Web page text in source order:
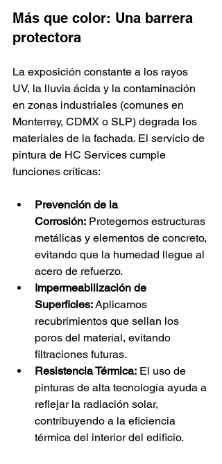
Más que color: Una barrera
protectora
La exposición constante a los rayos
UV, la lluvia ácida y la contaminación
en zonas industriales (comunes en
Monterrey, CDMX o SLP) degrada los
materiales de la fachada. El servicio de
pintura de HC Services cumple
funciones críticas:
Prevención de la
Corrosión: Protegemos estructuras
metálicas y elementos de concreto,
evitando que la humedad llegue al
acero de refuerzo.
Impermeabilización de
Superficies: Aplicamos
recubrimientos que sellan los
poros del material, evitando
filtraciones futuras.
Resistencia Térmica: El uso de
pinturas de alta tecnología ayuda a
reflejar la radiación solar,
contribuyendo a la eficiencia
térmica del interior del edificio.